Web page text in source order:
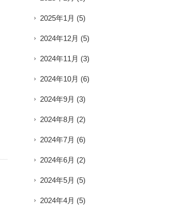
2025年1月 (5)
2024年12月 (5)
2024年11月 (3)
2024年10月 (6)
2024年9月 (3)
2024年8月 (2)
2024年7月 (6)
2024年6月 (2)
2024年5月 (5)
2024年4月 (5)